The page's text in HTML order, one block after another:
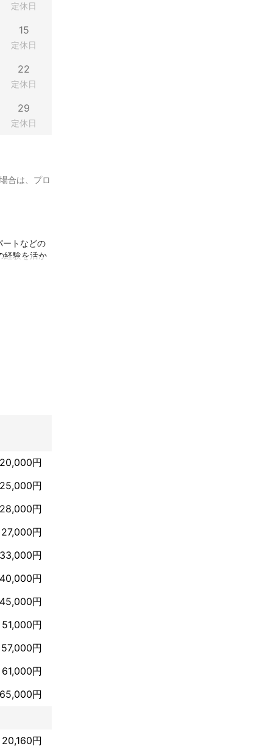
定休日
15
定休日
22
定休日
29
定休日
合は、プロ
ートなどの
経験を活か
応可能で
上の施工
ながら、
20,000円
25,000円
28,000円
27,000円
33,000円
40,000円
45,000円
51,000円
57,000円
61,000円
65,000円
20,160円